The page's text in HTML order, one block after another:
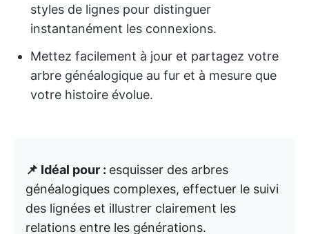
styles de lignes pour distinguer
instantanément les connexions.
Mettez facilement à jour et partagez votre
arbre généalogique au fur et à mesure que
votre histoire évolue.
📌 Idéal pour : esquisser des arbres
généalogiques complexes, effectuer le suivi
des lignées et illustrer clairement les
relations entre les générations.